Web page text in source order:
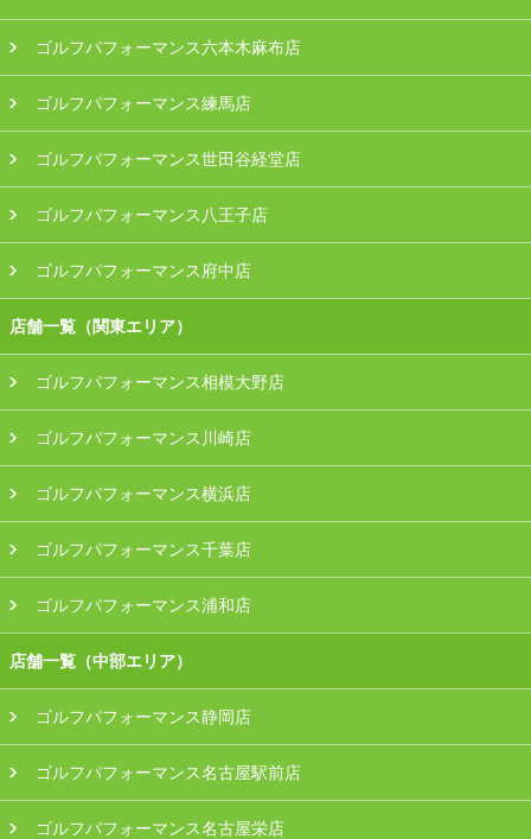
ゴルフパフォーマンス六本木麻布店
ゴルフパフォーマンス練馬店
ゴルフパフォーマンス世田谷経堂店
ゴルフパフォーマンス八王子店
ゴルフパフォーマンス府中店
店舗一覧（関東エリア）
ゴルフパフォーマンス相模大野店
ゴルフパフォーマンス川崎店
ゴルフパフォーマンス横浜店
ゴルフパフォーマンス千葉店
ゴルフパフォーマンス浦和店
店舗一覧（中部エリア）
ゴルフパフォーマンス静岡店
ゴルフパフォーマンス名古屋駅前店
ゴルフパフォーマンス名古屋栄店